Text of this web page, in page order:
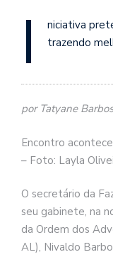
I
niciativa
trazendo
por Tatyane
Encontro
– Foto: Layla
O secretário da
seu gabinete, na
da Ordem dos
AL), Nivaldo